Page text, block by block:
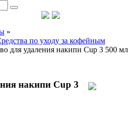
»
по уходу за кофейным
для удаления накипи Cup 3 500 мл
накипи Cup 3